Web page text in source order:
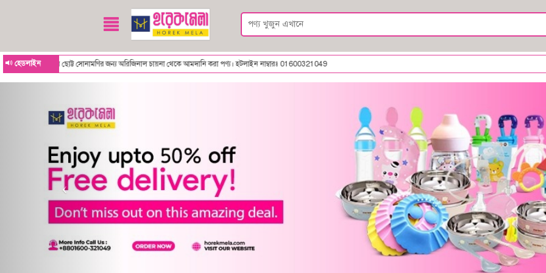
হেডলাইনজন্য অরিজিনাল চায়না থেকে আমদানি করা পণ্য। হটলাইন নাম্বারঃ 01600321049